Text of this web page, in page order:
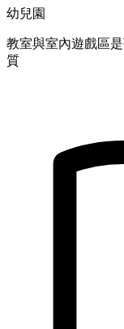
幼兒園
教室與室內遊戲區
質